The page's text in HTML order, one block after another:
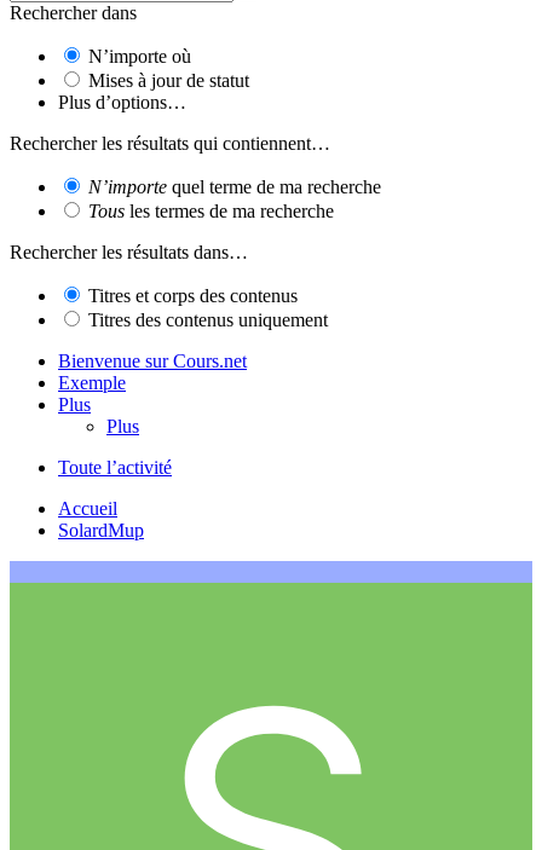
Rechercher dans
N’importe où
Mises à jour de statut
Plus d’options…
Rechercher les résultats qui contiennent…
N’importe quel terme de ma recherche
Tous les termes de ma recherche
Rechercher les résultats dans…
Titres et corps des contenus
Titres des contenus uniquement
Bienvenue sur Cours.net
Exemple
Plus
Plus
Toute l’activité
Accueil
SolardMup